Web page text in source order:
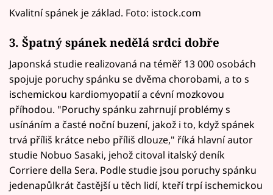
Kvalitní spánek je základ. Foto: istock.com
3. Špatný spánek nedělá srdci dobře
Japonská studie realizovaná na téměř 13 000 osobách
spojuje poruchy spánku se dvěma chorobami, a to s
ischemickou kardiomyopatií a cévní mozkovou
příhodou. "Poruchy spánku zahrnují problémy s
usínáním a časté noční buzení, jakož i to, když spánek
trvá příliš krátce nebo příliš dlouze," říká hlavní autor
studie Nobuo Sasaki, jehož citoval italský deník
Corriere della Sera. Podle studie jsou poruchy spánku
jedenapůlkrát častější u těch lidí, kteří trpí ischemickou